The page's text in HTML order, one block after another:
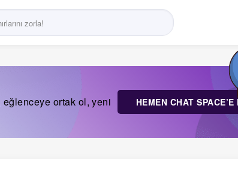
ortak ol, yeni
HEMEN CHAT